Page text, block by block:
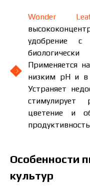
Wonder
удобрение
Применяется
низким рН и в
Устраняет
стимулирует
цветение и
Особенности
культур